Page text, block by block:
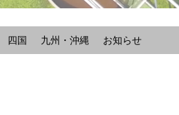
四国 九州・沖縄 お知らせ